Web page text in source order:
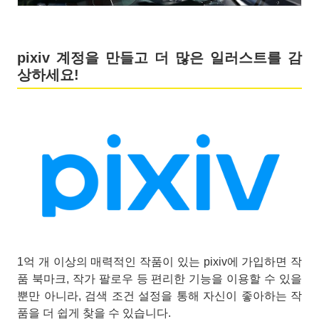
pixiv 계정을 만들고 더 많은 일러스트를 감
상하세요!
1억 개 이상의 매력적인 작품이 있는 pixiv에 가입하면 작
품 북마크, 작가 팔로우 등 편리한 기능을 이용할 수 있을
뿐만 아니라, 검색 조건 설정을 통해 자신이 좋아하는 작
품을 더 쉽게 찾을 수 있습니다.